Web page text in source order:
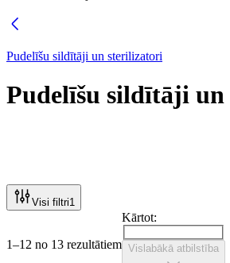
Pudelīšu sildītāji un sterilizatori
Pudelīšu sildītāji
Visi filtri1
1–12 no 13 rezultātiem
Kārtot:
Vislabākā atbilstība